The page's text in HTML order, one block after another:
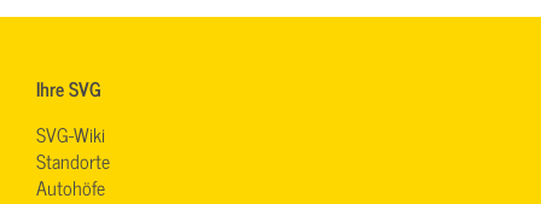
Ihre SVG
SVG-Wiki
Standorte
Autohöfe